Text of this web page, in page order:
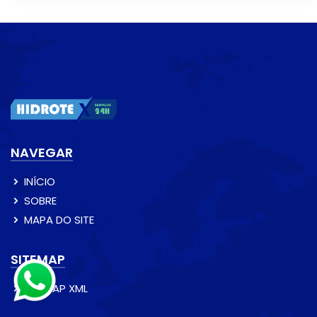
NAVEGAR
INÍCIO
SOBRE
MAPA DO SITE
SITEMAP
SITEMAP XML